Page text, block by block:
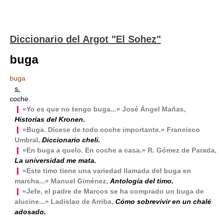
Diccionario del Argot "El Sohez"
buga
buga
s.
coche.
«Yo es que no tengo buga...» José Ángel Mañas,
Historias del Kronen.
«Buga. Dícese de todo coche importante.» Francisco
Umbral, Diccionario cheli.
«En buga a quelo. En coche a casa.» R. Gómez de Parada,
La universidad me mata.
«Este timo tiene una variedad llamada del buga en
marcha...» Manuel Giménez, Antología del timo.
«Jefe, el padre de Marcos se ha comprado un buga de
alucine...» Ladislao de Arriba, Cómo sobrevivir en un chalé
adosado.